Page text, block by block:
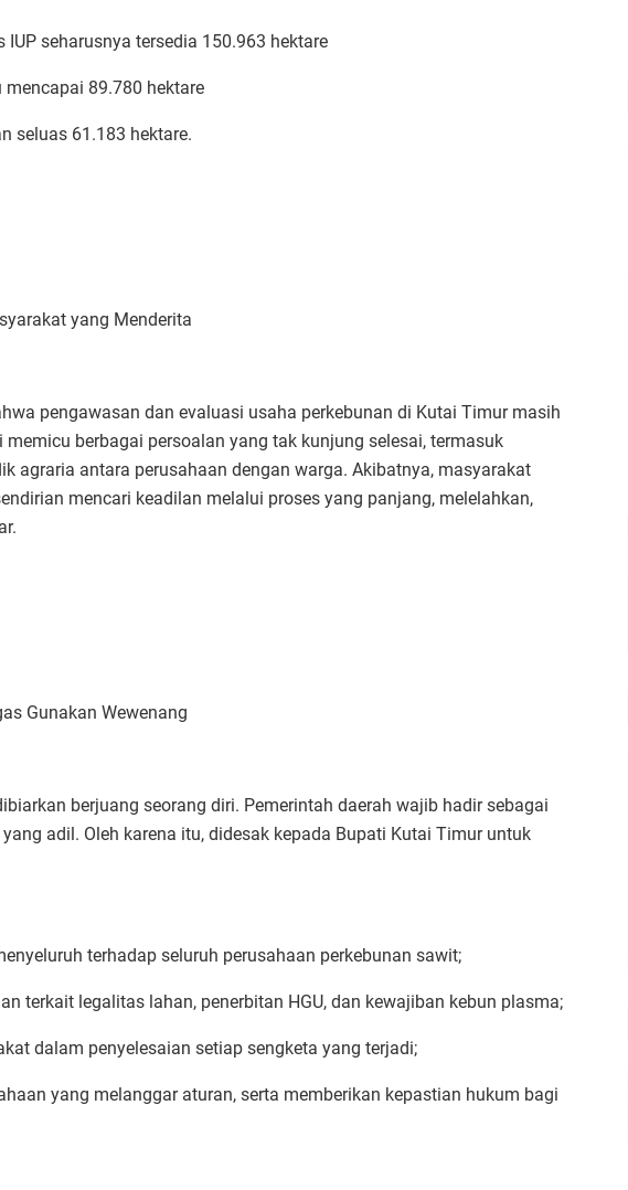
IUP seharusnya tersedia 150.963 hektare
89.780 hektare
seluas 61.183 hektare.
yang Menderita
pengawasan dan evaluasi usaha perkebunan di Kutai Timur masih
berbagai persoalan yang tak kunjung selesai, termasuk
agraria antara perusahaan dengan warga. Akibatnya, masyarakat
mencari keadilan melalui proses yang panjang, melelahkan,
Gunakan Wewenang
berjuang seorang diri. Pemerintah daerah wajib hadir sebagai
adil. Oleh karena itu, didesak kepada Bupati Kutai Timur untuk
terhadap seluruh perusahaan perkebunan sawit;
terkait legalitas lahan, penerbitan HGU, dan kewajiban kebun plasma;
dalam penyelesaian setiap sengketa yang terjadi;
yang melanggar aturan, serta memberikan kepastian hukum bagi